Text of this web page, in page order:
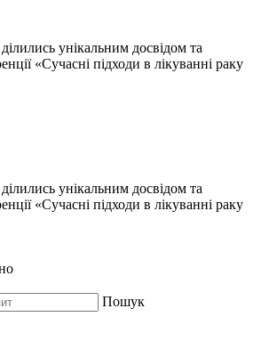
Пошук